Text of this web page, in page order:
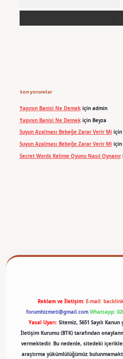
Son yorumlar
Yapının Banisi Ne Demekiçin admin
Yapının Banisi Ne Demekiçin Beyza
Suyun Azalması Bebeğe Zarar Verir Miiçin
Suyun Azalması Bebeğe Zarar Verir Miiçin
Secret Words Kelime Oyunu Nasıl Oynanır
Reklam ve İletişim: E-mail:
forumhizmeti@gmail.com Whatsapp:
Yasal Uyarı: Sitemiz, 5651 Sayılı
İletişim Kurumu (BTK) tarafından
vermektedir. Bu nedenle, sitedeki
araştırma yükümlülüğümüz